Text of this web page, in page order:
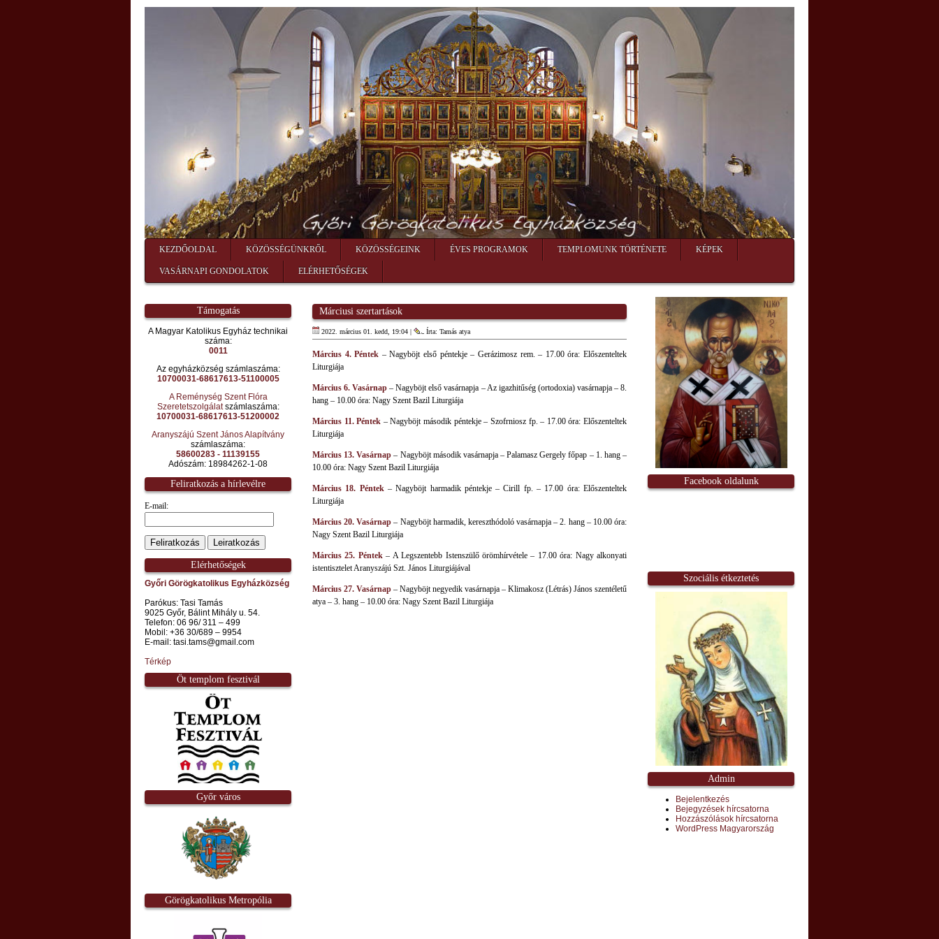
KEZDŐOLDAL KÖZÖSSÉGÜNKRŐL KÖZÖSSÉGEINK ÉVES PROGRAMOK TEMPLOMUNK TÖRTÉNETE KÉPEK
VASÁRNAPI GONDOLATOK ELÉRHETŐSÉGEK
Támogatás
A Magyar Katolikus Egyház technikai
száma:
0011
Az egyházközség számlaszáma:
10700031-68617613-51100005
A Reménység Szent Flóra
Szeretetszolgálatszámlaszáma:
10700031-68617613-51200002
Aranyszájú Szent János Alapítvány
számlaszáma:
58600283 - 11139155
Adószám: 18984262-1-08
Feliratkozás a hírlevélre
E-mail:
Elérhetőségek
Győri Görögkatolikus Egyházközség
Parókus: Tasi Tamás
9025 Győr, Bálint Mihály u. 54.
Telefon: 06 96/ 311 – 499
Mobil: +36 30/689 – 9954
E-mail: tasi.tams@gmail.com
Térkép
Öt templom fesztivál
Győr város
Görögkatolikus Metropólia
Márciusi szertartások
2022. március 01. kedd, 19:04 | Írta: Tamás atya
Március 4. Péntek – Nagyböjt első péntekje – Gerázimosz rem. – 17.00 óra: Előszenteltek
Liturgiája
Március 6. Vasárnap – Nagyböjt első vasárnapja – Az igazhitűség (ortodoxia) vasárnapja – 8.
hang – 10.00 óra: Nagy Szent Bazil Liturgiája
Március 11. Péntek – Nagyböjt második péntekje – Szofrniosz fp. – 17.00 óra: Előszenteltek
Liturgiája
Március 13. Vasárnap – Nagyböjt második vasárnapja – Palamasz Gergely főpap – 1. hang –
10.00 óra: Nagy Szent Bazil Liturgiája
Március 18. Péntek– Nagyböjt harmadik péntekje – Cirill fp. – 17.00 óra: Előszenteltek
Liturgiája
Március 20. Vasárnap – Nagyböjt harmadik, kereszthódoló vasárnapja – 2. hang – 10.00 óra:
Nagy Szent Bazil Liturgiája
Március 25. Péntek– A Legszentebb Istenszülő örömhírvétele – 17.00 óra: Nagy alkonyati
istentisztelet Aranyszájú Szt. János Liturgiájával
Március 27. Vasárnap – Nagyböjt negyedik vasárnapja – Klimakosz (Létrás) János szentéletű
atya – 3. hang – 10.00 óra: Nagy Szent Bazil Liturgiája
Facebook oldalunk
Szociális étkeztetés
Admin
Bejelentkezés
Bejegyzések hírcsatorna
Hozzászólások hírcsatorna
WordPress Magyarország